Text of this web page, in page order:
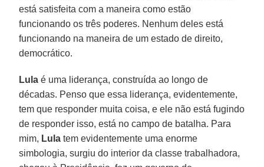
está satisfeita com a maneira como estão
funcionando os três poderes. Nenhum deles está
funcionando na maneira de um estado de direito,
democrático.
Lula é uma liderança, construída ao longo de
décadas. Penso que essa liderança, evidentemente,
tem que responder muita coisa, e ele não está fugindo
de responder isso, está no campo de batalha. Para
mim, Lula tem evidentemente uma enorme
simbologia, surgiu do interior da classe trabalhadora,